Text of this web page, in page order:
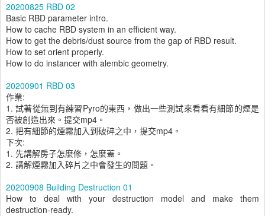
20200825 RBD 02
Basic RBD parameter intro.
How to cache RBD system in an efficient way.
How to get the debris/dust source from the gap of RBD result.
How to set orient properly.
How to do instancer with alembic geometry.
20200901 RBD 03
作業:
1. 試著從無到有練習Pyro的東西，做出一些測試來看看有細節的煙是
否被創造出來。提交mp4。
2. 把有細節的煙霧加入到破碎之中，提交mp4。
下次:
1. 先講解房子怎麼修，怎麼蓋。
2. 講解煙霧加入碎片之中會發生的問題。
20200908 Building Destruction 01
How to deal with your destruction model and make them
destruction-ready.